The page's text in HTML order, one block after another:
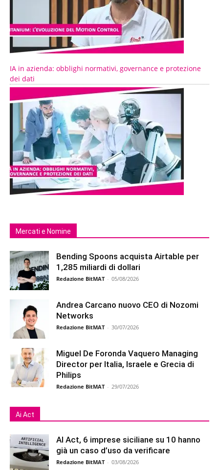
IA in azienda: obblighi normativi, governance e protezione
dei dati
Mercati e Nomine
Bending Spoons acquista Airtable per
1,285 miliardi di dollari
Redazione BitMAT - 05/08/2026
Andrea Carcano nuovo CEO di Nozomi
Networks
Redazione BitMAT - 30/07/2026
Miguel De Foronda Vaquero Managing
Director per Italia, Israele e Grecia di
Philips
Redazione BitMAT - 29/07/2026
Ai Act
AI Act, 6 imprese siciliane su 10 hanno
già un caso d’uso da verificare
Redazione BitMAT - 03/08/2026